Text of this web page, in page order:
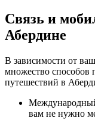
Связь и
Абердине
В зависимости от
множество способов
путешествий в
вам не нужно